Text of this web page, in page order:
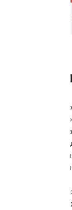
Типы